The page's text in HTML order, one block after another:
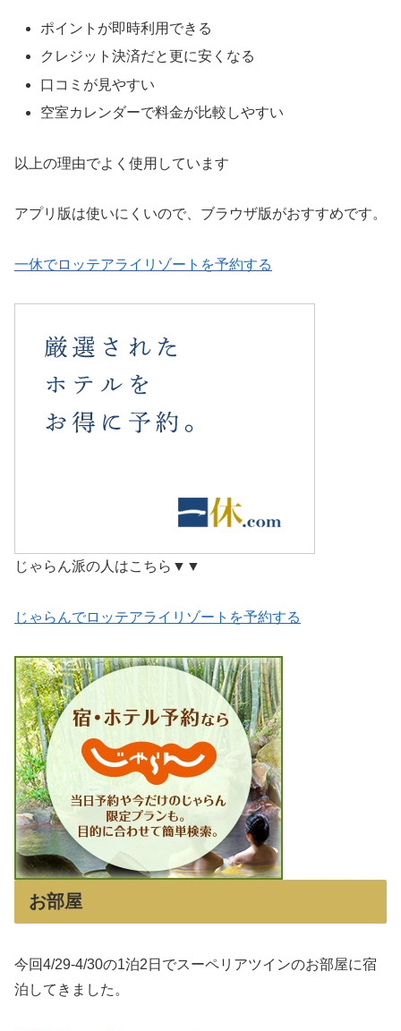
ポイントが即時利用できる
クレジット決済だと更に安くなる
口コミが見やすい
空室カレンダーで料金が比較しやすい
以上の理由でよく使用しています
アプリ版は使いにくいので、ブラウザ版がおすすめです。
一休でロッテアライリゾートを予約する
じゃらん派の人はこちら▼▼
じゃらんでロッテアライリゾートを予約する
お部屋
今回4/29-4/30の1泊2日でスーペリアツインのお部屋に宿
泊してきました。